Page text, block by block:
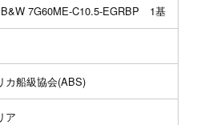
7G60ME-C10.5-EGRBP 1基
カ船級協会(ABS)
ア